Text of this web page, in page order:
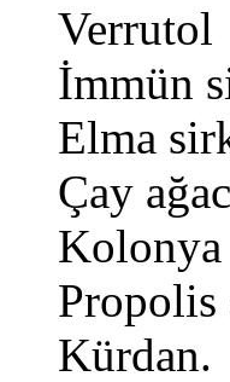
Verrutol
İmmün
Elma
Çay
Kolonya
Propolis
Kürdan.